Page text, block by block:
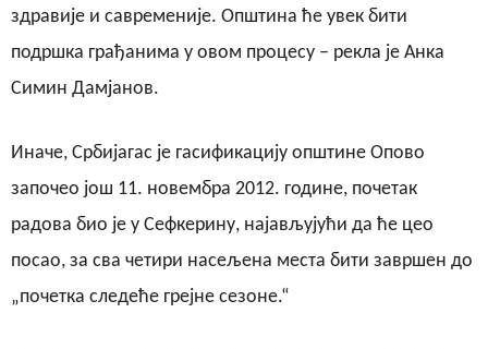
здравије и савременије. Општина ће увек бити
подршка грађанима у овом процесу – рекла је Анка
Симин Дамјанов.
Иначе, Србијагас је гасификацију општине Опово
започео још 11. новембра 2012. године, почетак
радова био је у Сефкерину, најављујући да ће цео
посао, за сва четири насељена места бити завршен до
„почетка следеће грејне сезоне.“